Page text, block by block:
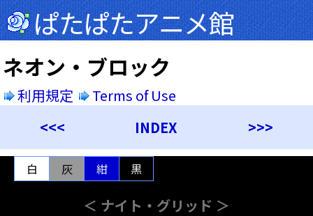
ぱたぱたアニメ館
ネオン・ブロック
利用規定
Terms of Use
<<<
INDEX >>>
白 灰 紺 黒
＜ ナイト・グリッド ＞